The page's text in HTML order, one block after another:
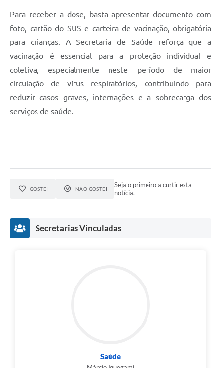
Para receber a dose, basta apresentar documento com
foto, cartão do SUS e carteira de vacinação, obrigatória
para crianças. A Secretaria de Saúde reforça que a
vacinação é essencial para a proteção individual e
coletiva, especialmente neste período de maior
circulação de vírus respiratórios, contribuindo para
reduzir casos graves, internações e a sobrecarga dos
serviços de saúde.
GOSTEI NÃO GOSTEI
Seja o primeiro a curtir esta
notícia.
Secretarias Vinculadas
Saúde